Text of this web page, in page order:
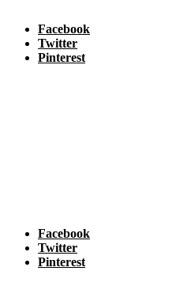
Facebook
Twitter
Pinterest
Facebook
Twitter
Pinterest